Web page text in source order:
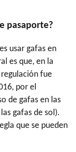
pasaporte?
usar gafas en
es que, en la
fue
por el
de gafas en las
gafas de sol).
que se pueden